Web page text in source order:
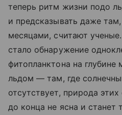
теперь ритм жизни подо
и предсказывать даже
месяцами, считают
стало обнаружение
фитопланктона на
льдом — там, где
отсутствует, природа
до конца не ясна и станет